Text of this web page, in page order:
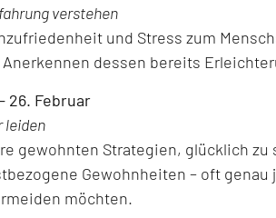
verstehen
und Stress zum
dessen bereits
26. Februar
leiden
gewohnten Strategien, glücklich zu
Gewohnheiten – oft
möchten.